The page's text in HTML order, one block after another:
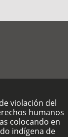
violación del
humanos
colocando en
indígena de